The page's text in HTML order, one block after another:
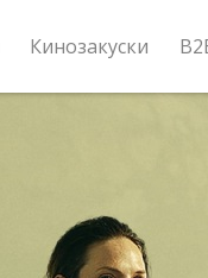
Кинозакуски